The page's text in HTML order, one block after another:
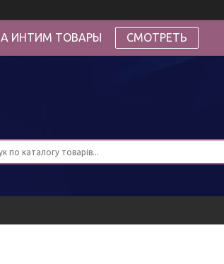
ИНТИМ ТОВАРЫ СМОТРЕТЬ